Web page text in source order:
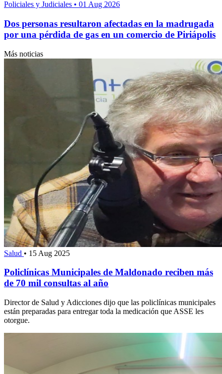
Policiales y Judiciales • 01 Aug 2026
Dos personas resultaron afectadas en la madrugada
por una pérdida de gas en un comercio de Piriápolis
Más noticias
Salud • 15 Aug 2025
Policlínicas Municipales de Maldonado reciben más
de 70 mil consultas al año
Director de Salud y Adicciones dijo que las policlínicas municipales
están preparadas para entregar toda la medicación que ASSE les
otorgue.